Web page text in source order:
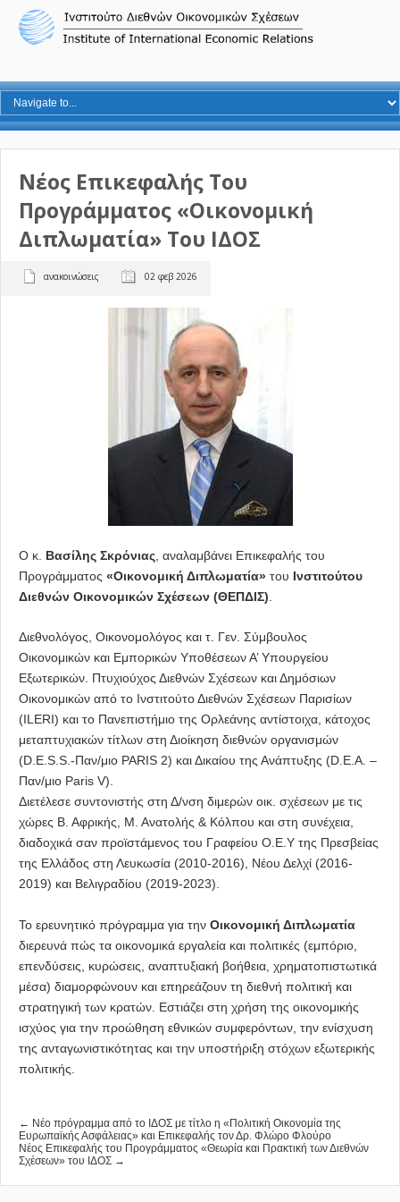
Νέος Επικεφαλής Του
Προγράμματος «Οικονομική
Διπλωματία» Του ΙΔΟΣ
ανακοινώσεις 02 φεβ 2026
Ο κ. Βασίλης Σκρόνιας , αναλαμβάνει Επικεφαλής του
Προγράμματος «Οικονομική Διπλωματία» του Ινστιτούτου
Διεθνών Οικονομικών Σχέσεων (ΘΕΠΔΙΣ)
Διεθνολόγος, Οικονομολόγος και τ. Γεν. Σύμβουλος
Οικονομικών και Εμπορικών Υποθέσεων Α’ Υπουργείου
Εξωτερικών. Πτυχιούχος Διεθνών Σχέσεων και Δημόσιων
Οικονομικών από το Ινστιτούτο Διεθνών Σχέσεων Παρισίων
(ILERI) και το Πανεπιστήμιο της Ορλεάνης αντίστοιχα, κάτοχος
μεταπτυχιακών τίτλων στη Διοίκηση διεθνών οργανισμών
(D.E.S.S.-Παν/μιο PARIS 2) και Δικαίου της Ανάπτυξης (D.E.A. –
Παν/μιο Paris V).
Διετέλεσε συντονιστής στη Δ/νση διμερών οικ. σχέσεων με τις
χώρες Β. Αφρικής, Μ. Ανατολής & Κόλπου και στη συνέχεια,
διαδοχικά σαν προϊστάμενος του Γραφείου Ο.Ε.Υ της Πρεσβείας
της Ελλάδος στη Λευκωσία (2010-2016), Νέου Δελχί (2016-
2019) και Βελιγραδίου (2019-2023).
Το ερευνητικό πρόγραμμα για την Οικονομική Διπλωματία
διερευνά πώς τα οικονομικά εργαλεία και πολιτικές (εμπόριο,
επενδύσεις, κυρώσεις, αναπτυξιακή βοήθεια, χρηματοπιστωτικά
μέσα) διαμορφώνουν και επηρεάζουν τη διεθνή πολιτική και
στρατηγική των κρατών. Εστιάζει στη χρήση της οικονομικής
ισχύος για την προώθηση εθνικών συμφερόντων, την ενίσχυση
της ανταγωνιστικότητας και την υποστήριξη στόχων εξωτερικής
πολιτικής.
← Νέο πρόγραμμα από το ΙΔΟΣ με τίτλο η «Πολιτική Οικονομία της
Ευρωπαϊκής Ασφάλειας» και Eπικεφαλής τον Δρ. Φλώρο Φλούρο
Νέος Επικεφαλής του Προγράμματος «Θεωρία και Πρακτική των Διεθνών
Σχέσεων» του ΙΔΟΣ →